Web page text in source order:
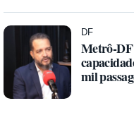
DF
Metrô-
mil